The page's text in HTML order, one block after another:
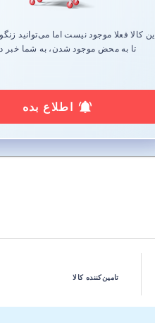
این کالا فعلا موجود نیست اما می‌توانید
تا به محض موجود شدن، به شما خبر
اطلاع بده
تامین‌کننده کالا